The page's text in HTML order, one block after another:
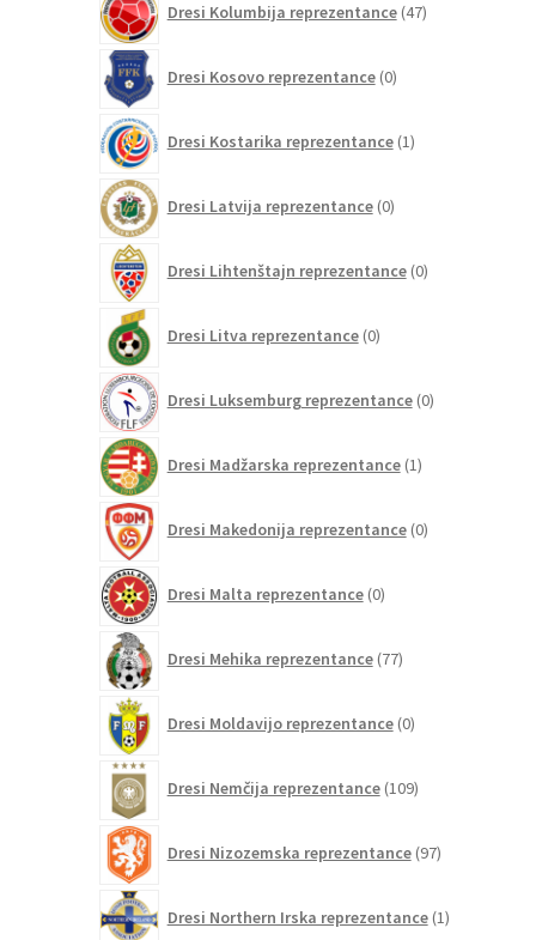
Dresi Kolumbija reprezentance 47izdelkov
Dresi Kosovo reprezentance 0izdelkov
Dresi Kostarika reprezentance 1izdelek
Dresi Latvija reprezentance 0izdelkov
Dresi Lihtenštajn reprezentance 0izdelkov
Dresi Litva reprezentance 0izdelkov
Dresi Luksemburg reprezentance 0izdelkov
Dresi Madžarska reprezentance 1izdelek
Dresi Makedonija reprezentance 0izdelkov
Dresi Malta reprezentance 0izdelkov
Dresi Mehika reprezentance 77izdelkov
Dresi Moldavijo reprezentance 0izdelkov
Dresi Nemčija reprezentance 109izdelkov
Dresi Nizozemska reprezentance 97izdelkov
Dresi Northern Irska reprezentance 1izdelek